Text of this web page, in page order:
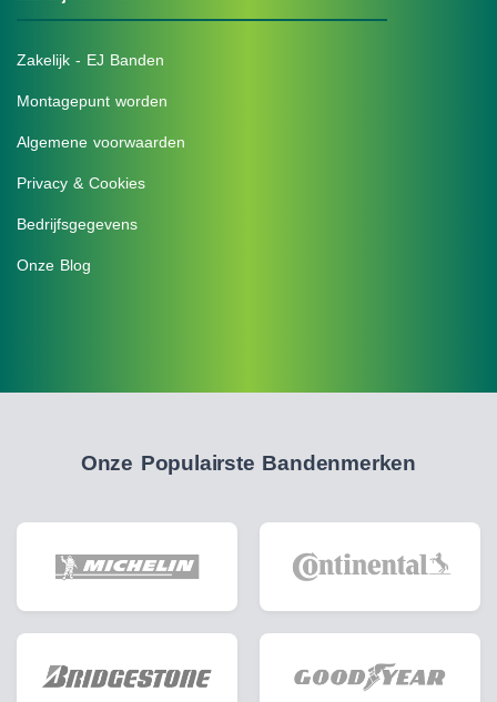
Zakelijk - EJ Banden
Montagepunt worden
Algemene voorwaarden
Privacy & Cookies
Bedrijfsgegevens
Onze Blog
Onze Populairste Bandenmerken